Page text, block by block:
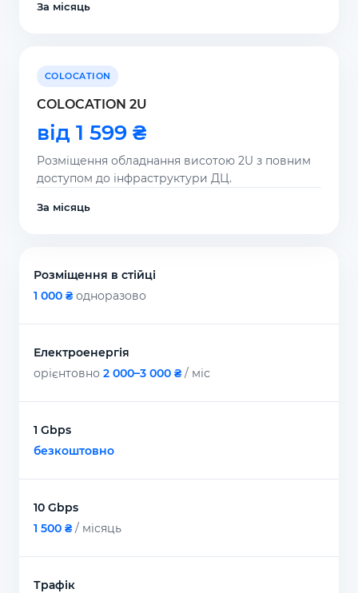
За місяць
COLOCATION
COLOCATION 2U
від 1 599 ₴
Розміщення обладнання висотою 2U з повним
доступом до інфраструктури ДЦ.
За місяць
Розміщення в стійці
1 000 ₴одноразово
Електроенергія
орієнтовно 2 000–3 000 ₴/ міс
1 Gbps
безкоштовно
10 Gbps
1 500 ₴/ місяць
Трафік